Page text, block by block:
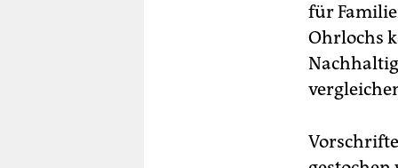
für
Ohrlochs